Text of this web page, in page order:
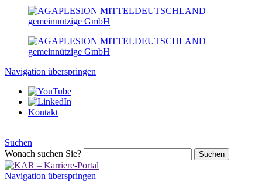
Navigation überspringen
Kontakt
Suchen
Wonach suchen Sie?
Suchen
Navigation überspringen